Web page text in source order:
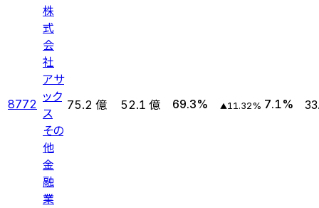
8772
株
式
会
社
アサ
ック
ス
その
他
金
融
業
75.2 億 52.1 億 69.3% ▲11.32% 7.1%